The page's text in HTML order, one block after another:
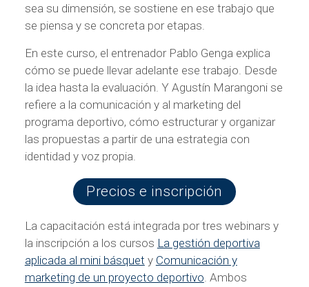
sea su dimensión, se sostiene en ese trabajo que
se piensa y se concreta por etapas.
En este curso, el entrenador Pablo Genga explica
cómo se puede llevar adelante ese trabajo. Desde
la idea hasta la evaluación. Y Agustín Marangoni se
refiere a la comunicación y al marketing del
programa deportivo, cómo estructurar y organizar
las propuestas a partir de una estrategia con
identidad y voz propia.
Precios e inscripción
La capacitación está integrada por tres webinars y
la inscripción a los cursos La gestión deportiva
aplicada al mini básquet y Comunicación y
marketing de un proyecto deportivo. Ambos